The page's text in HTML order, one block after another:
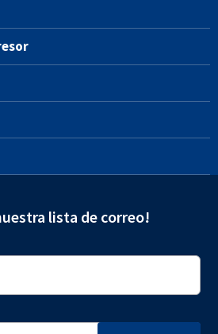
lista de correo!